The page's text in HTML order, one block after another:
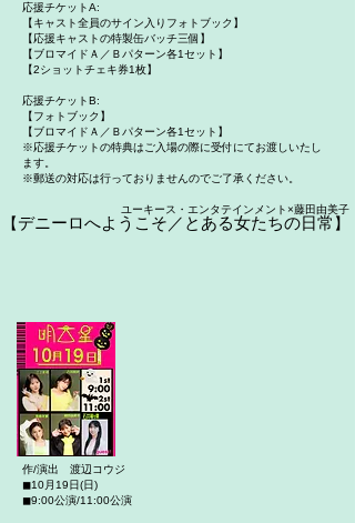
応援チケットA:
【キャスト全員のサイン入りフォトブック】
【応援キャストの特製缶バッチ三個】
【ブロマイドＡ／Ｂパターン各1セット】
【2ショットチェキ券1枚】
応援チケットB:
【フォトブック】
【ブロマイドＡ／Ｂパターン各1セット】
※応援チケットの特典はご入場の際に受付にてお渡しいたし
ます。
※郵送の対応は行っておりませんのでご了承ください。
ユーキース・エンタテインメント×藤田由美子
【デニーロへようこそ／とある女たちの日常 】
作/演出 渡辺コウジ
◼︎10月19日(日)
◼︎9:00公演/11:00公演